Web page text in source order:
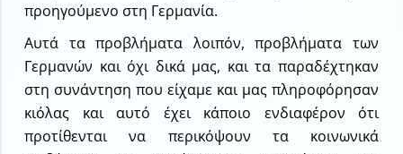
προηγούμενο στη Γερμανία.
Αυτά τα προβλήματα λοιπόν, προβλήματα των
Γερμανών και όχι δικά μας, και τα παραδέχτηκαν
στη συνάντηση που είχαμε και μας πληροφόρησαν
κιόλας και αυτό έχει κάποιο ενδιαφέρον ότι
προτίθενται να περικόψουν τα κοινωνικά